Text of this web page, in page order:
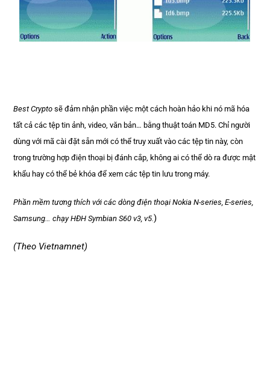
Best Crypto sẽ đảm nhận phần việc một cách hoàn hảo khi nó mã hóa
tất cả các tệp tin ảnh, video, văn bản… bằng thuật toán MD5. Chỉ người
dùng với mã cài đặt sẵn mới có thể truy xuất vào các tệp tin này, còn
trong trường hợp điện thoại bị đánh cắp, không ai có thể dò ra được mật
khẩu hay có thể bẻ khóa để xem các tệp tin lưu trong máy.
Phần mềm tương thích với các dòng điện thoại Nokia N-series, E-series,
Samsung… chạy HĐH Symbian S60 v3, v5.)
(Theo Vietnamnet)